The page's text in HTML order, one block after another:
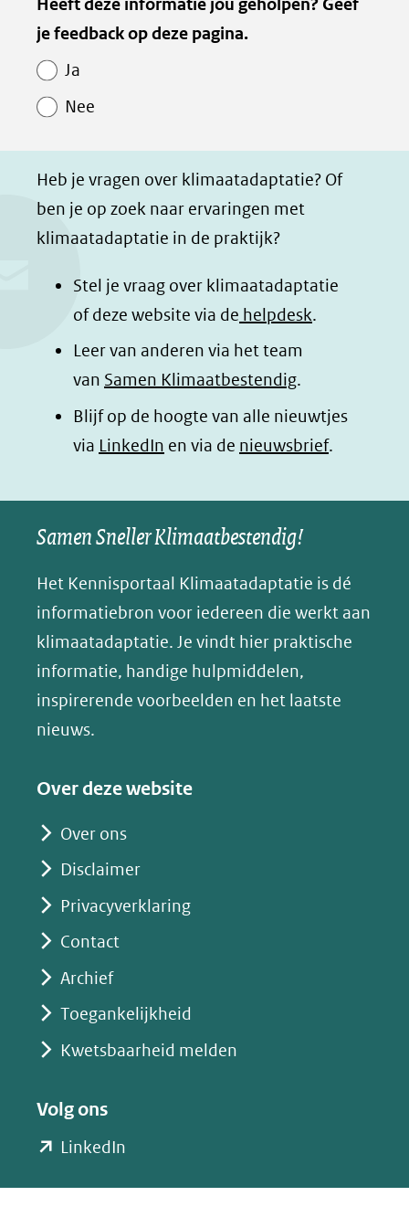
l
e
a
b
o
o
(opent
in
nieuw
venster)
naar
een
website)
l
e
d
I
(opent
in
nieuw
venster)
naar
een
website)
l
e
h
t
a
p
(opent
in
nieuw
venster)
naar
een
website)
z
e
n
d
l
e
o
p
B
l
e
s
y
(opent
in
nieuw
venster)
van
Paginawaardering
je feedback op deze pagina.
Ja
Nee
Heb je vragen over klimaatadaptatie? Of
ben je op zoek naar ervaringen met
klimaatadaptatie in de praktijk?
Stel je vraag over klimaatadaptatie
of deze website via de helpdesk.
Leer van anderen via het team
van Samen Klimaatbestendig.
Blijf op de hoogte van alle nieuwtjes
via LinkedIn (opent
nieuw
venster)
naar
een
andere
website)
en via de nieuwsbrief.
Samen Sneller Klimaatbestendig!
Het Kennisportaal Klimaatadaptatie is dé
informatiebron voor iedereen die werkt aan
klimaatadaptatie. Je vindt hier praktische
informatie, handige hulpmiddelen,
inspirerende voorbeelden en het laatste
nieuws.
Over deze website
Over ons
Disclaimer
Privacyverklaring
Contact
Archief
Toegankelijkheid
Kwetsbaarheid melden
Volg ons
LinkedIn